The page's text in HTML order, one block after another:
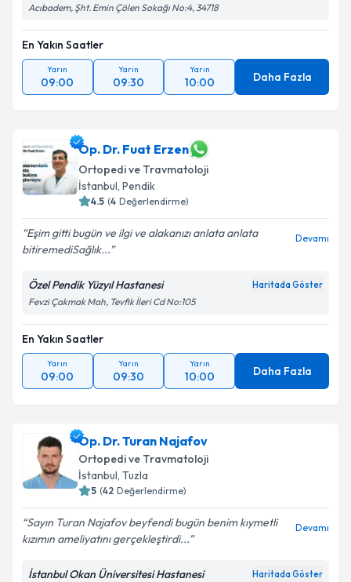
Acıbadem, Şht. Emin Çölen Sokağı No:4, 34718
En Yakın Saatler
Yarın
09:00
Yarın
09:30
Yarın
10:00 Daha Fazla
Op. Dr. Fuat Erzen
Ortopedi ve Travmatoloji
İstanbul, Pendik
4.5 (4 Değerlendirme)
Eşim gitti bugün ve ilgi ve alakanızı anlata anlata
bitiremediSağlık...
Devamı
Özel Pendik Yüzyıl Hastanesi Haritada Göster
Fevzi Çakmak Mah, Tevfik İleri Cd No:105
En Yakın Saatler
Yarın
09:00
Yarın
09:30
Yarın
10:00 Daha Fazla
Op. Dr. Turan Najafov
Ortopedi ve Travmatoloji
İstanbul, Tuzla
5 (42 Değerlendirme)
Sayın Turan Najafov beyfendi bugün benim kıymetli
kızımın ameliyatını gerçekleştirdi...
Devamı
İstanbul Okan Üniversitesi Hastanesi Haritada Göster